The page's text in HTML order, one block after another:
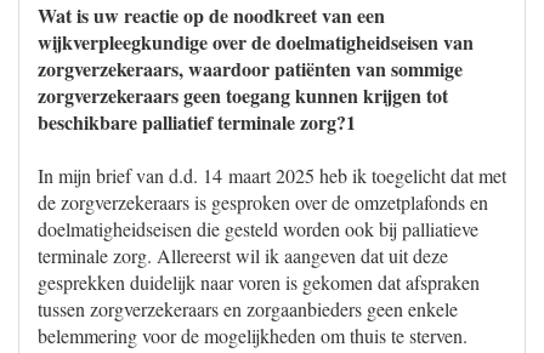
Wat is uw reactie op de noodkreet van een
wijkverpleegkundige over de doelmatigheidseisen van
zorgverzekeraars, waardoor patiënten van sommige
zorgverzekeraars geen toegang kunnen krijgen tot
beschikbare palliatief terminale zorg?1
In mijn brief van d.d. 14 maart 2025 heb ik toegelicht dat met
de zorgverzekeraars is gesproken over de omzetplafonds en
doelmatigheidseisen die gesteld worden ook bij palliatieve
terminale zorg. Allereerst wil ik aangeven dat uit deze
gesprekken duidelijk naar voren is gekomen dat afspraken
tussen zorgverzekeraars en zorgaanbieders geen enkele
belemmering voor de mogelijkheden om thuis te sterven.